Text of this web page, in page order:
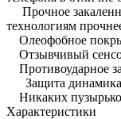
Прочное
технологиям
Олеофобное
Отзывчивый
Противоударное
Защита динамика
Никаких
Характеристики